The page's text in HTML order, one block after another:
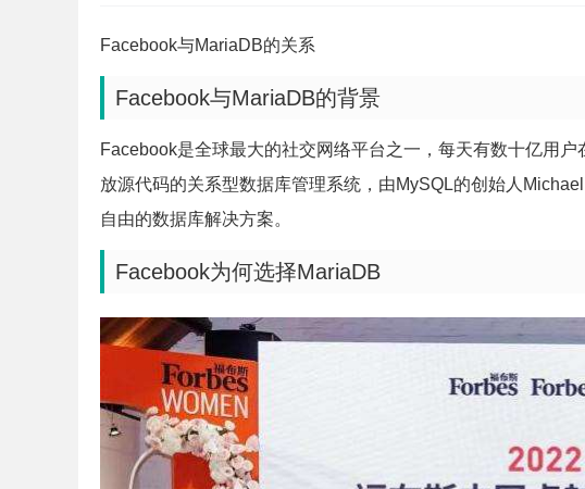
Facebook与MariaDB的关系
Facebook与MariaDB的背景
Facebook是全球最大的社交网络平台之一，每天有数十亿用
放源代码的关系型数据库管理系统，由MySQL的创始人
自由的数据库解决方案。
Facebook为何选择MariaDB